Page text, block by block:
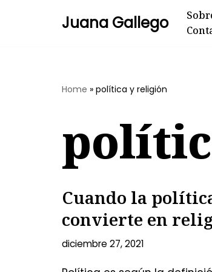
Juana Gallego
Home » política y religión
Cuando la
convierte en
diciembre 27, 2021